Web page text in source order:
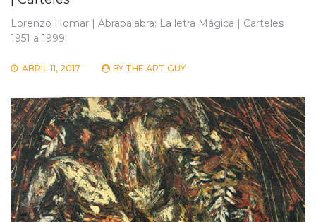
Lorenzo Homar | Abrapalabra: La letra Mágica | Carteles
1951 a 1999.
ABRIL 11, 2017 BY THE ART GUY